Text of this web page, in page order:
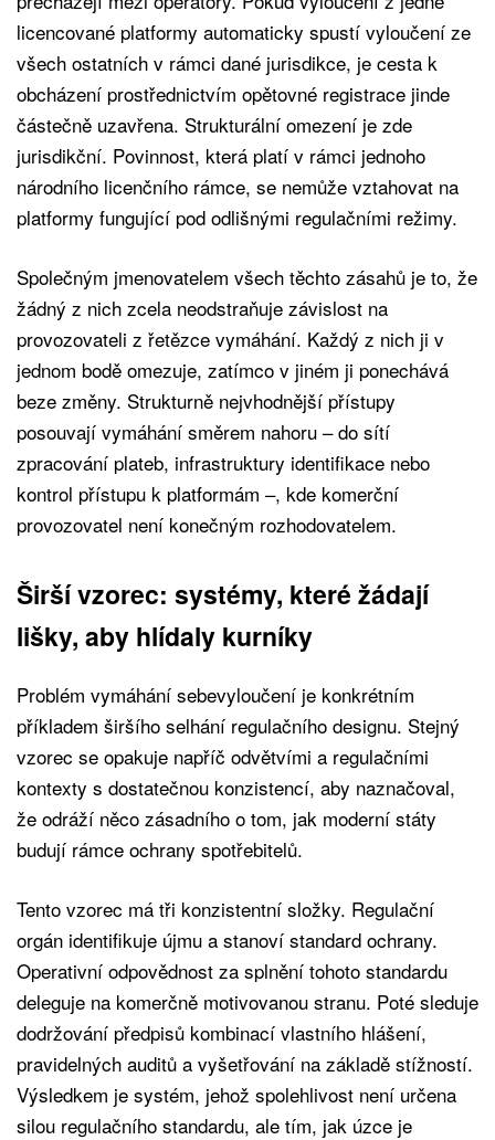
licencované platformy automaticky spustí vyloučení ze
všech ostatních v rámci dané jurisdikce, je cesta k
obcházení prostřednictvím opětovné registrace jinde
částečně uzavřena. Strukturální omezení je zde
jurisdikční. Povinnost, která platí v rámci jednoho
národního licenčního rámce, se nemůže vztahovat na
platformy fungující pod odlišnými regulačními režimy.
Společným jmenovatelem všech těchto zásahů je to, že
žádný z nich zcela neodstraňuje závislost na
provozovateli z řetězce vymáhání. Každý z nich ji v
jednom bodě omezuje, zatímco v jiném ji ponechává
beze změny. Strukturně nejvhodnější přístupy
posouvají vymáhání směrem nahoru – do sítí
zpracování plateb, infrastruktury identifikace nebo
kontrol přístupu k platformám –, kde komerční
provozovatel není konečným rozhodovatelem.
Širší vzorec: systémy, které žádají
lišky, aby hlídaly kurníky
Problém vymáhání sebevyloučení je konkrétním
příkladem širšího selhání regulačního designu. Stejný
vzorec se opakuje napříč odvětvími a regulačními
kontexty s dostatečnou konzistencí, aby naznačoval,
že odráží něco zásadního o tom, jak moderní státy
budují rámce ochrany spotřebitelů.
Tento vzorec má tři konzistentní složky. Regulační
orgán identifikuje újmu a stanoví standard ochrany.
Operativní odpovědnost za splnění tohoto standardu
deleguje na komerčně motivovanou stranu. Poté sleduje
dodržování předpisů kombinací vlastního hlášení,
pravidelných auditů a vyšetřování na základě stížností.
Výsledkem je systém, jehož spolehlivost není určena
silou regulačního standardu, ale tím, jak úzce je